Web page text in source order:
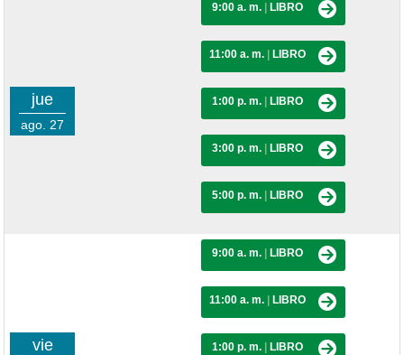
jue
ago. 27
9:00 a. m. LIBRO
11:00 a. m. LIBRO
1:00 p. m. LIBRO
3:00 p. m. LIBRO
5:00 p. m. LIBRO
vie
9:00 a. m. LIBRO
11:00 a. m. LIBRO
1:00 p. m. LIBRO